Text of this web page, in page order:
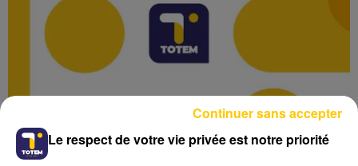
Le respect de votre vie privée est notre priorité
Continuer sans accepter